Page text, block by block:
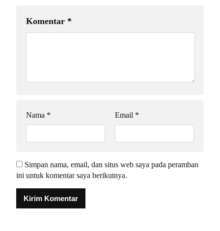
Komentar *
Nama * Email *
Simpan nama, email, dan situs web saya pada peramban
ini untuk komentar saya berikutnya.